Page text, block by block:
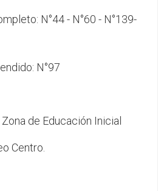
N°44 - N°60 - N°139-
N°97
de Educación Inicial
Centro.